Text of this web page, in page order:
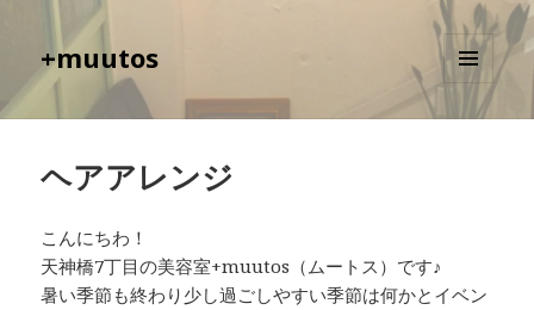
+muutos
メニュ
ーとウ
ヘアアレンジ
こんにちわ！
天神橋7丁目の美容室+muutos（ムートス）です♪
暑い季節も終わり少し過ごしやすい季節は何かとイベン